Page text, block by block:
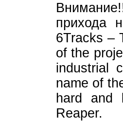
прихода
6Tracks –
of the
industrial
name of
hard and
Reaper.